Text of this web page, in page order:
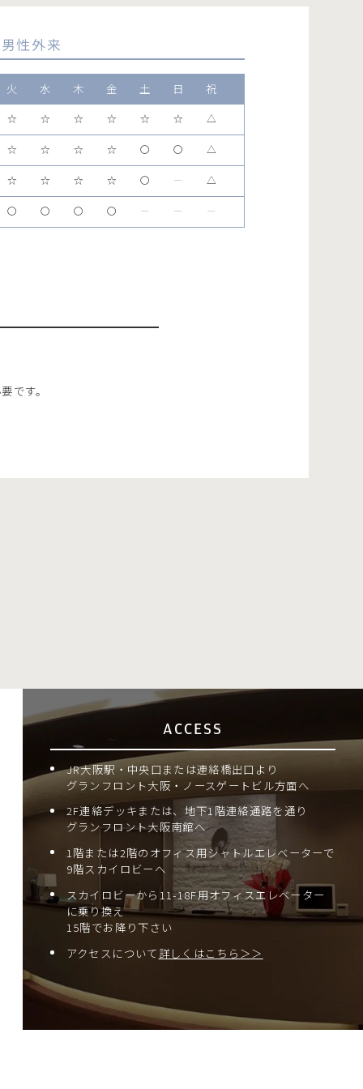
男性外来
火 水 木 金 土 日
祝
☆ ☆ ☆ ☆ ☆ ☆ △
☆ ☆ ☆ ☆ 〇 〇 △
☆ ☆ ☆ ☆ 〇 ー △
〇 〇 〇 〇 ー ー ー
です。
ACCESS
JR大阪駅・中央口または連絡橋出口より
グランフロント大阪・ノースゲートビル方面へ
2F連絡デッキまたは、地下1階連絡通路を通り
グランフロント大阪南館へ
1階または2階のオフィス用シャトルエレベーターで
9階スカイロビーへ
スカイロビーから11-18F用オフィスエレベーター
に乗り換え
15階でお降り下さい
アクセスについて 詳しくはこちら＞＞